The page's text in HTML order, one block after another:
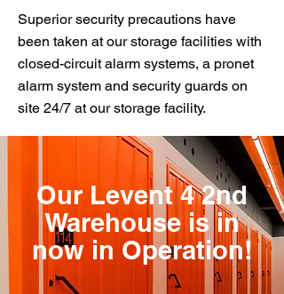
Superior security precautions have
been taken at our storage facilities with
closed-circuit alarm systems, a pronet
alarm system and security guards on
site 24/7 at our storage facility.
Our Levent 4 2nd
Warehouse is in
now in Operation!